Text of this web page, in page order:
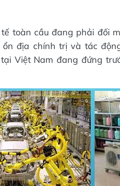
toàn cầu đang phải đối
địa chính trị và tác
Việt Nam đang đứng